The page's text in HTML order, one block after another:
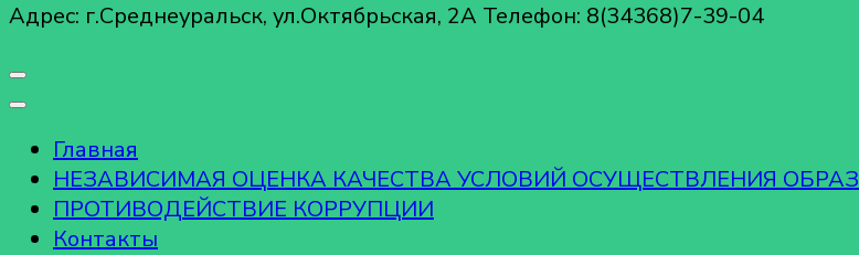
Адрес: г.Среднеуральск, ул.Октябрьская, 2А Телефон: 8(34368)7-39-04
Главная
НЕЗАВИСИМАЯ ОЦЕНКА КАЧЕСТВА УСЛОВИЙ ОСУЩЕСТВЛЕНИЯ
ПРОТИВОДЕЙСТВИЕ КОРРУПЦИИ
Контакты